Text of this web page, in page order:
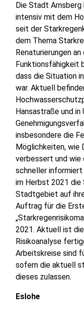
Die Stadt
intensiv mit dem
seit der
dem Thema
Renaturierungen
Funktionsfähigkeit
dass die Situation
war. Aktuell
Hansastraße und
insbesondere die
Möglichkeiten, wie
verbessert und wie
schneller informiert
im Herbst 2021
Stadtgebiet auf
Auftrag für die
2021. Aktuell ist
Risikoanalyse
Arbeitskreise sind
sofern die aktuell
dieses zulassen.
Eslohe